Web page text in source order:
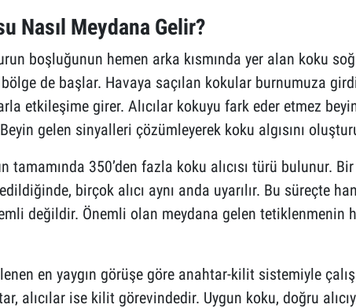
Nasıl Meydana Gelir?
boşluğunun hemen arka kısmında yer alan koku
bölge de başlar. Havaya saçılan kokular burnumuza
etkileşime girer. Alıcılar kokuyu fark eder etmez
gelen sinyalleri çözümleyerek koku algısını
tamamında 350’den fazla koku alıcısı türü bulunur.
birçok alıcı aynı anda uyarılır. Bu süreçte
değildir. Önemli olan meydana gelen tetiklenmenin
en yaygın görüşe göre anahtar-kilit sistemiyle
alıcılar ise kilit görevindedir. Uygun koku, doğru